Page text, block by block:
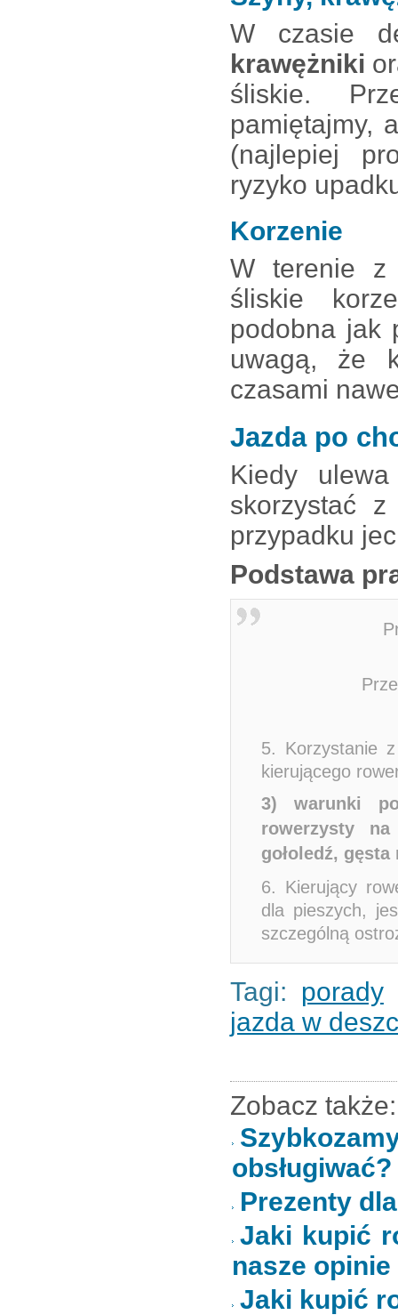
W czasie
krawężniki
śliskie.
pamiętajmy,
(najlepiej
ryzyko
Korzenie
W terenie z
śliskie
podobna jak
uwagą, że
czasami
Jazda po
Kiedy
skorzystać
przypadku
Podstawa
5. Korzystanie
kierującego
3) warunki
rowerzysty
gołoledź,
6. Kierujący
dla pieszych,
szczególną
Tagi: porady
jazda w
Zobacz także:
obsługiwać?
Prezenty
Jaki kupić
nasze opinie
Jaki kupić